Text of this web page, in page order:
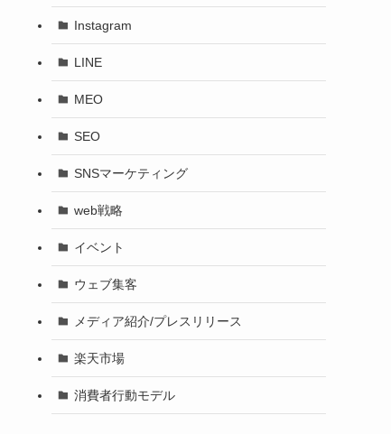
Instagram
LINE
MEO
SEO
SNSマーケティング
web戦略
イベント
ウェブ集客
メディア紹介/プレスリリース
楽天市場
消費者行動モデル